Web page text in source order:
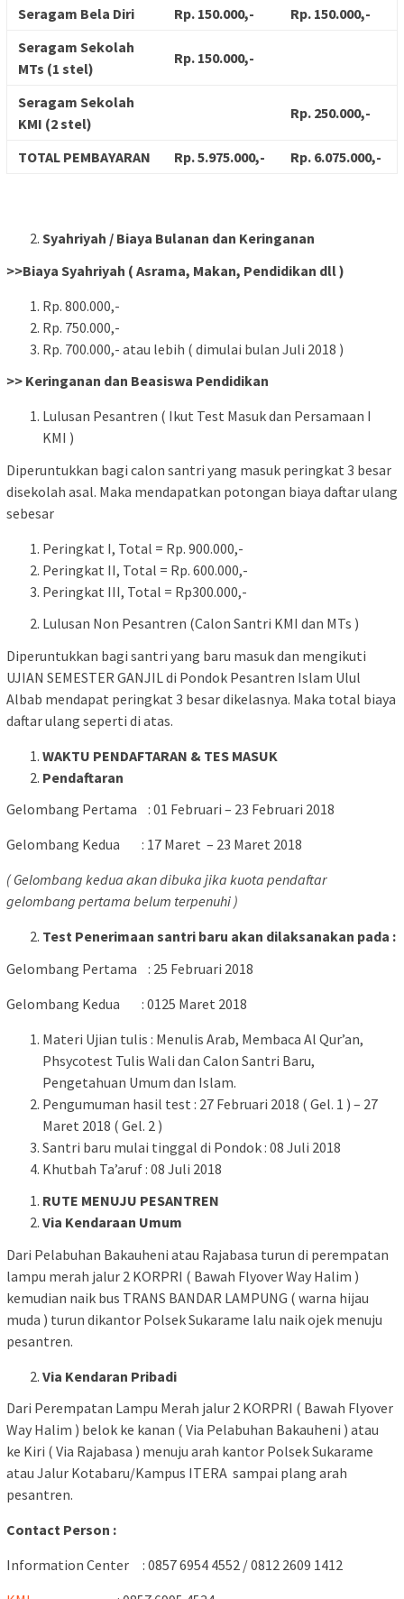
Seragam Bela Diri Rp. 150.000,-
Rp. 150.000,-
Seragam Sekolah
MTs (1 stel)
Rp. 150.000,-
Seragam Sekolah
KMI (2 stel)
Rp. 250.000,-
TOTAL PEMBAYARAN Rp. 5.975.000,- Rp. 6.075.000,-
Syahriyah / Biaya Bulanan dan Keringanan
>>Biaya Syahriyah ( Asrama, Makan, Pendidikan dll )
Rp. 800.000,-
Rp. 750.000,-
Rp. 700.000,- atau lebih ( dimulai bulan Juli 2018 )
>> Keringanan dan Beasiswa Pendidikan
Lulusan Pesantren ( Ikut Test Masuk dan Persamaan I
KMI )
Diperuntukkan bagi calon santri yang masuk peringkat 3 besar
disekolah asal. Maka mendapatkan potongan biaya daftar ulang
sebesar
Peringkat I, Total = Rp. 900.000,-
Peringkat II, Total = Rp. 600.000,-
Peringkat III, Total = Rp300.000,-
Lulusan Non Pesantren (Calon Santri KMI dan MTs )
Diperuntukkan bagi santri yang baru masuk dan mengikuti
UJIAN SEMESTER GANJIL di Pondok Pesantren Islam Ulul
Albab mendapat peringkat 3 besar dikelasnya. Maka total biaya
daftar ulang seperti di atas.
WAKTU PENDAFTARAN & TES MASUK
Pendaftaran
Gelombang Pertama : 01 Februari – 23 Februari 2018
Gelombang Kedua : 17 Maret – 23 Maret 2018
( Gelombang kedua akan dibuka jika kuota pendaftar
gelombang pertama belum terpenuhi )
Test Penerimaan santri baru akan dilaksanakan pada :
Gelombang Pertama : 25 Februari 2018
Gelombang Kedua : 0125 Maret 2018
Materi Ujian tulis : Menulis Arab, Membaca Al Qur’an,
Phsycotest Tulis Wali dan Calon Santri Baru,
Pengetahuan Umum dan Islam.
Pengumuman hasil test : 27 Februari 2018 ( Gel. 1 ) – 27
Maret 2018 ( Gel. 2 )
Santri baru mulai tinggal di Pondok : 08 Juli 2018
Khutbah Ta’aruf : 08 Juli 2018
RUTE MENUJU PESANTREN
Via Kendaraan Umum
Dari Pelabuhan Bakauheni atau Rajabasa turun di perempatan
lampu merah jalur 2 KORPRI ( Bawah Flyover Way Halim )
kemudian naik bus TRANS BANDAR LAMPUNG ( warna hijau
muda ) turun dikantor Polsek Sukarame lalu naik ojek menuju
pesantren.
Via Kendaran Pribadi
Dari Perempatan Lampu Merah jalur 2 KORPRI ( Bawah Flyover
Way Halim ) belok ke kanan ( Via Pelabuhan Bakauheni ) atau
ke Kiri ( Via Rajabasa ) menuju arah kantor Polsek Sukarame
atau Jalur Kotabaru/Kampus ITERA sampai plang arah
pesantren.
Contact Person :
Information Center : 0857 6954 4552 / 0812 2609 1412